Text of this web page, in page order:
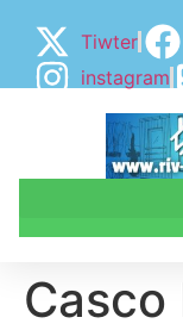
Tiwter
instagram
BLOGGER
Casco